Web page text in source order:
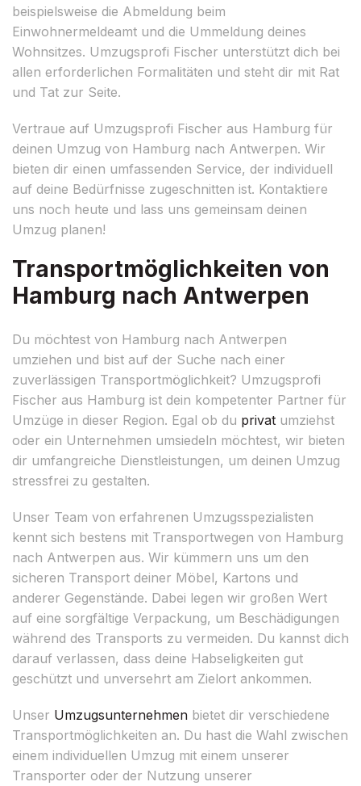
beispielsweise die Abmeldung beim
Einwohnermeldeamt und die Ummeldung deines
Wohnsitzes. Umzugsprofi Fischer unterstützt dich bei
allen erforderlichen Formalitäten und steht dir mit Rat
und Tat zur Seite.
Vertraue auf Umzugsprofi Fischer aus Hamburg für
deinen Umzug von Hamburg nach Antwerpen. Wir
bieten dir einen umfassenden Service, der individuell
auf deine Bedürfnisse zugeschnitten ist. Kontaktiere
uns noch heute und lass uns gemeinsam deinen
Umzug planen!
Transportmöglichkeiten von
Hamburg nach Antwerpen
Du möchtest von Hamburg nach Antwerpen
umziehen und bist auf der Suche nach einer
zuverlässigen Transportmöglichkeit? Umzugsprofi
Fischer aus Hamburg ist dein kompetenter Partner für
Umzüge in dieser Region. Egal ob du privat umziehst
oder ein Unternehmen umsiedeln möchtest, wir bieten
dir umfangreiche Dienstleistungen, um deinen Umzug
stressfrei zu gestalten.
Unser Team von erfahrenen Umzugsspezialisten
kennt sich bestens mit Transportwegen von Hamburg
nach Antwerpen aus. Wir kümmern uns um den
sicheren Transport deiner Möbel, Kartons und
anderer Gegenstände. Dabei legen wir großen Wert
auf eine sorgfältige Verpackung, um Beschädigungen
während des Transports zu vermeiden. Du kannst dich
darauf verlassen, dass deine Habseligkeiten gut
geschützt und unversehrt am Zielort ankommen.
Unser Umzugsunternehmen bietet dir verschiedene
Transportmöglichkeiten an. Du hast die Wahl zwischen
einem individuellen Umzug mit einem unserer
Transporter oder der Nutzung unserer